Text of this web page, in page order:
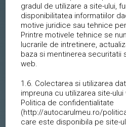
gradul de utilizare a site-ului,
disponibilitatea informatiilor
motive juridice sau tehnice
Printre motivele tehnice se
lucrarile de intretinere,
baza si mentinerea securitatii
web.
1.6. Colectarea si utilizarea
impreuna cu utilizarea site-
Politica de confidentialitate
(http://autocarulmeu.ro/
care este disponibila pe site-